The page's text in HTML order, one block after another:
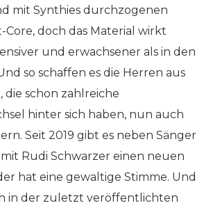
mit Synthies durchzogenen
Core, doch das Material wirkt
und erwachsener als in den
so schaffen es die Herren aus
die schon zahlreiche
hinter sich haben, nun auch
Seit 2019 gibt es neben Sänger
Rudi Schwarzer einen neuen
hat eine gewaltige Stimme. Und
in der zuletzt veröffentlichten